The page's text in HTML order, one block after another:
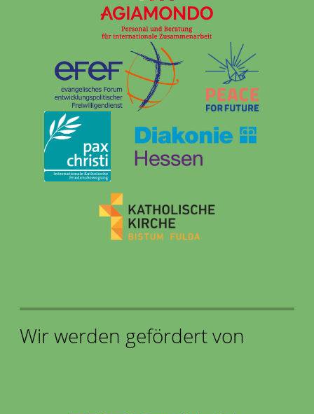
Wir werden gefördert von